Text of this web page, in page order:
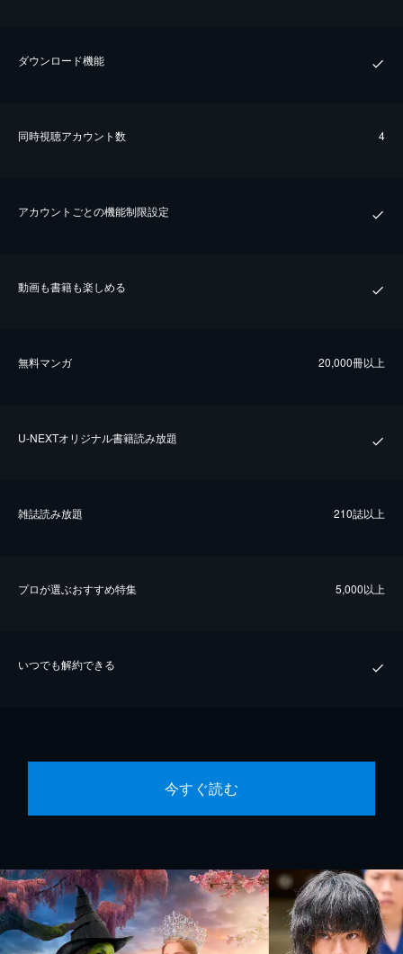
ダウンロード機能
同時視聴アカウント数 4
アカウントごとの機能制限設定
動画も書籍も楽しめる
無料マンガ 20,000冊以上
U-NEXTオリジナル書籍読み放題
雑誌読み放題 210誌以上
プロが選ぶおすすめ特集 5,000以上
いつでも解約できる
今すぐ読む